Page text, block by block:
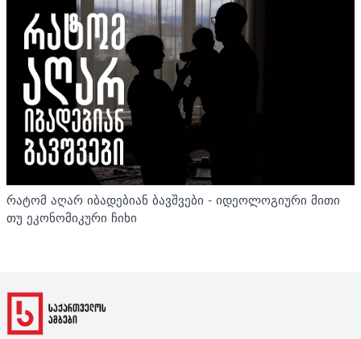
რატომ აღარ იბადებიან ბავშვები - იდეოლოგიური მითი
თუ ეკონომიკური ჩიხი